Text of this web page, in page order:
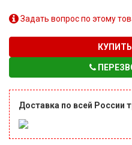
Задать вопрос по этому
Доставка по всей России